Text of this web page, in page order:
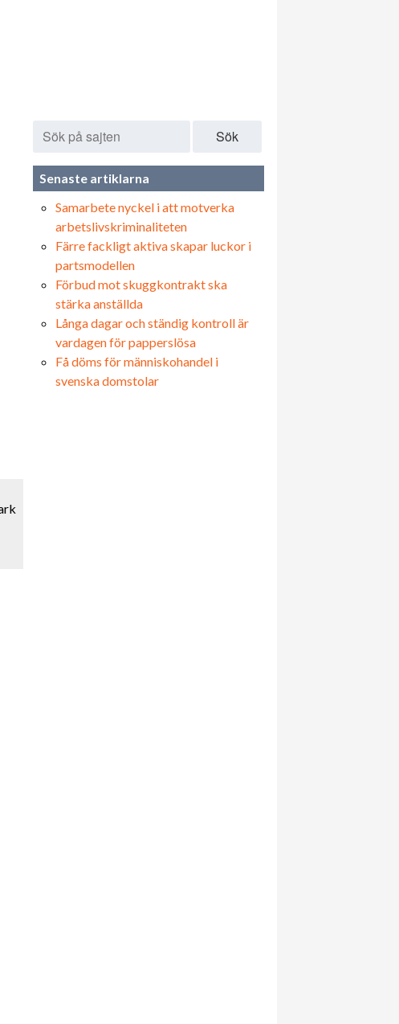
Sök
Senaste artiklarna
Samarbete nyckel i att motverka
arbetslivskriminaliteten
Färre fackligt aktiva skapar luckor i
partsmodellen
Förbud mot skuggkontrakt ska
stärka anställda
Långa dagar och ständig kontroll är
vardagen för papperslösa
Få döms för människohandel i
svenska domstolar